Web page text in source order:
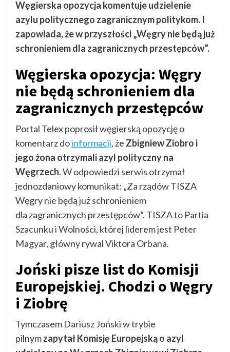
Węgierska opozycja komentuje udzielenie
azylu politycznego zagranicznym politykom. I
zapowiada, że w przyszłości „Węgry nie będą już
schronieniem dla zagranicznych przestępców”.
Węgierska opozycja: Węgry
nie będą schronieniem dla
zagranicznych przestępców
Portal Telex poprosił węgierską opozycję o
komentarz doinformacji, że Zbigniew Ziobro i
jego żona otrzymali azyl polityczny na
Węgrzech. W odpowiedzi serwis otrzymał
jednozdaniowy komunikat: „Za rządów TISZA
Węgry nie będą już schronieniem
dla zagranicznych przestępców”. TISZA to Partia
Szacunku i Wolności, której liderem jest Peter
Magyar, główny rywal Viktora Orbana.
Joński pisze list do Komisji
Europejskiej. Chodzi o Węgry
i Ziobrę
Tymczasem Dariusz Joński w trybie
pilnymzapytał Komisję Europejską o azyl